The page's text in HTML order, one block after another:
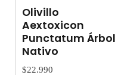
Olivillo
Aextoxicon
Punctatum Árbol
Nativo
$22.990